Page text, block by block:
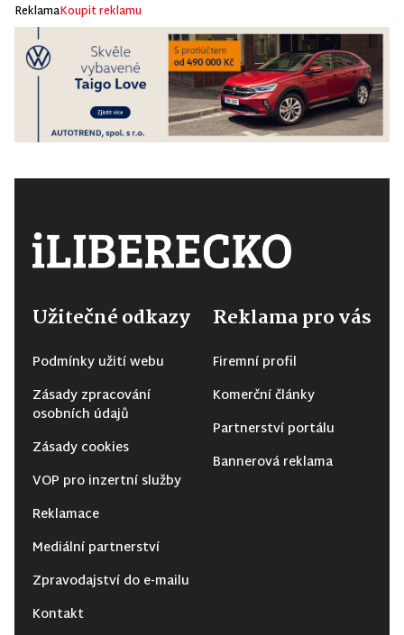
ReklamaKoupit reklamu
Užitečné odkazy
Podmínky užití webu
Zásady zpracování
osobních údajů
Zásady cookies
VOP pro inzertní služby
Reklamace
Mediální partnerství
Zpravodajství do e-mailu
Kontakt
Reklama pro vás
Firemní profil
Komerční články
Partnerství portálu
Bannerová reklama